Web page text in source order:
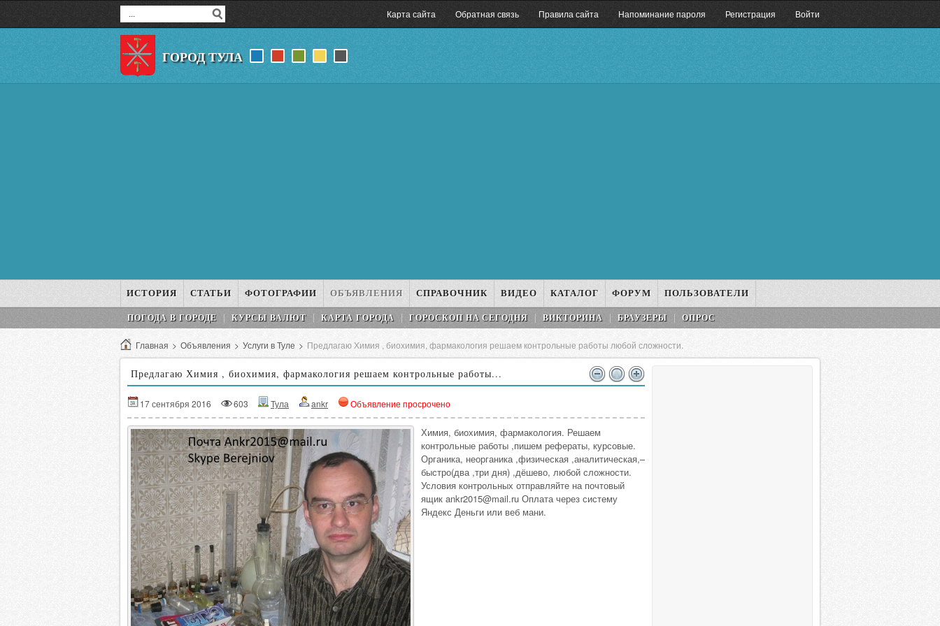
Карта сайта Обратная связь Правила сайта Напоминание пароля Регистрация Войти
ГОРОД ТУЛА
ИСТОРИЯ СТАТЬИ ФОТОГРАФИИ ОБЪЯВЛЕНИЯ СПРАВОЧНИК ВИДЕО КАТАЛОГ ФОРУМ ПОЛЬЗОВАТЕЛИ
ПОГОДА В ГОРОДЕ КУРСЫ ВАЛЮТ КАРТА ГОРОДА ГОРОСКОП НA СEГОДНЯ ВИКТОРИНА БРАУЗЕРЫ ОПРОС
Главная > Объявления > Услуги в Туле > Предлагаю Химия , биохимия, фармакология решаем контрольные работы любой сложности.
Предлагаю Химия , биохимия, фармакология решаем контрольные работы...
17 сентября 2016 603 Тула ankr Объявление просрочено
Химия, биохимия, фармакология. Решаем
контрольные работы ,пишем рефераты, курсовые.
Органика, неорганика ,физическая ,аналитическая,–
быстро(два ,три дня) ,дёшево, любой сложности.
Условия контрольных отправляйте на почтовый
ящик ankr2015@mail.ru Оплата через систему
Яндекс Деньги или веб мани.